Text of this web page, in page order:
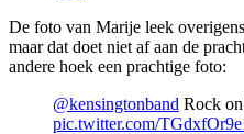
De foto van Marije leek
maar dat doet niet af aan de
andere hoek een prachtige foto:
@kensingtonband Rock
pic.twitter.com/